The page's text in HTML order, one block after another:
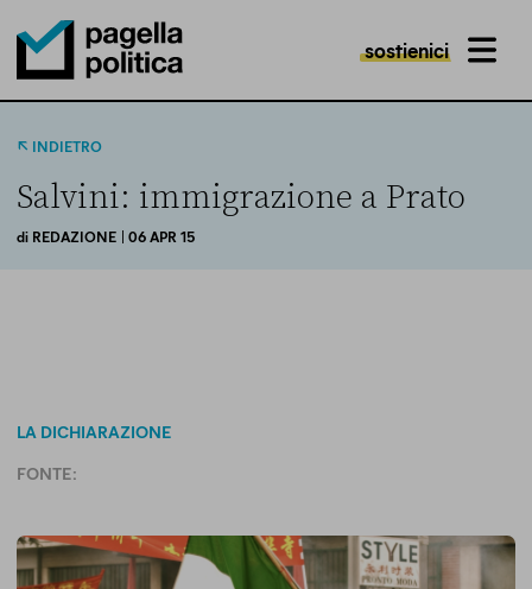
Pagella Politica Logo
sostienici MENU
INDIETRO
Salvini: immigrazione a Prato
di REDAZIONE | 06 APR 15
LA DICHIARAZIONE
FONTE: